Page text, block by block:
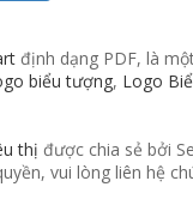
định dạng PDF, là
biểu tượng, Logo
thị được chia sẻ bởi
vui lòng liên hệ